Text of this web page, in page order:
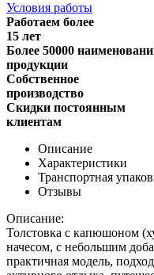
Условия работы
Работаем более
15 лет
Более 50000
продукции
Собственное
производство
Скидки постоянным
клиентам
Описание
Характеристики
Транспортная
Отзывы
Описание:
Толстовка с капюшоном
начесом, с небольшим
практичная модель,